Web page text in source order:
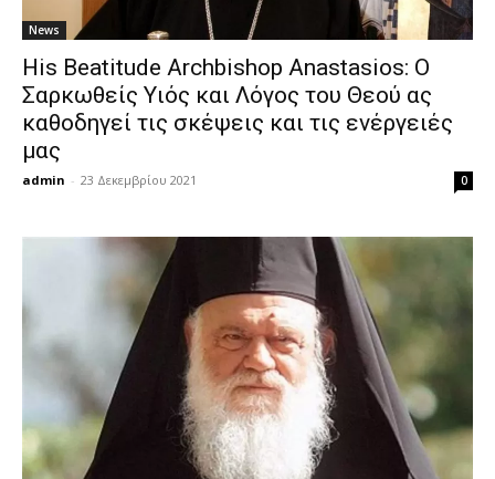
News
His Beatitude Archbishop Anastasios: Ο
Σαρκωθείς Υιός και Λόγος του Θεού ας
καθοδηγεί τις σκέψεις και τις ενέργειές
μας
admin - 23 Δεκεμβρίου 2021 0